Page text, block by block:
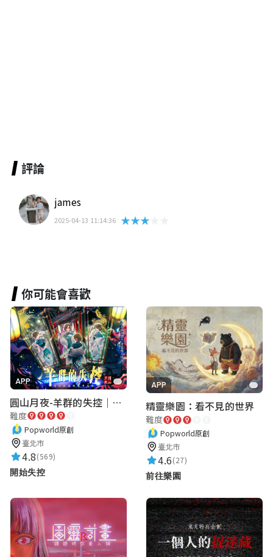
評論
james
2025-04-13 11:14:36 ★★★★★
你可能會喜歡
APP
圓山月夜-羊群的失控｜圓山飯店 ARG實境解謎遊戲
難度
Popworld原創
臺北市
4.8(569)
開始失控
APP
精靈樂園：看不見的世界
難度
Popworld原創
臺北市
4.6(27)
前往樂園